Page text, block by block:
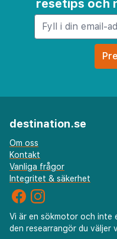
resetips och
destination.se
Om oss
Kontakt
Vanliga frågor
Integritet & säkerhet
Vi är en sökmotor och inte
den researrangör du väljer